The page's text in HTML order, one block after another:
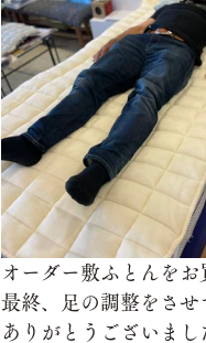
オーダー敷ふとんを
最終、足の調整をさ
ありがとうございま